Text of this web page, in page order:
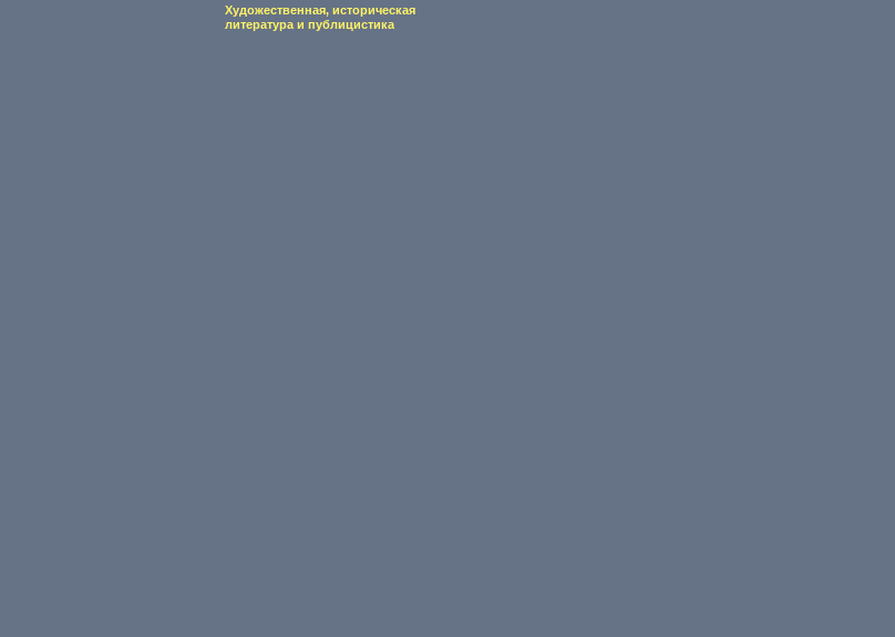
Художественная, историческая
литература и публицистика